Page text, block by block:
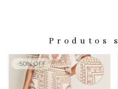
Produtos
-50%OFF